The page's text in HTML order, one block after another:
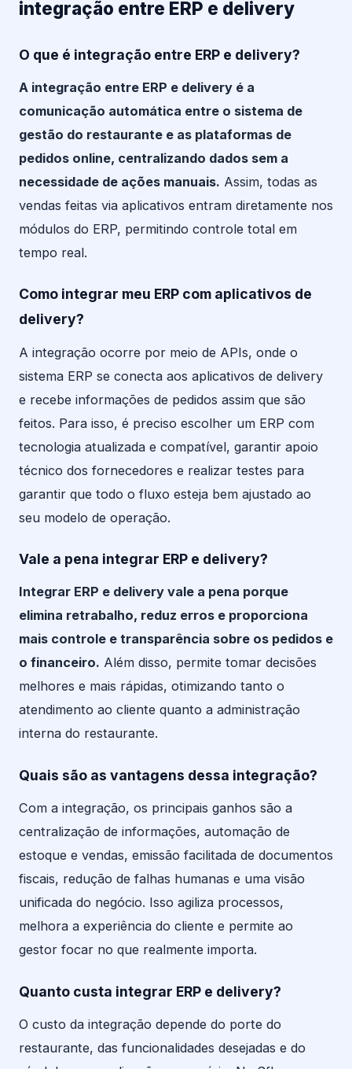
integração entre ERP e delivery
O que é integração entre ERP e delivery?
A integração entre ERP e delivery é a
comunicação automática entre o sistema de
gestão do restaurante e as plataformas de
pedidos online, centralizando dados sem a
necessidade de ações manuais. Assim, todas as
vendas feitas via aplicativos entram diretamente nos
módulos do ERP, permitindo controle total em
tempo real.
Como integrar meu ERP com aplicativos de
delivery?
A integração ocorre por meio de APIs, onde o
sistema ERP se conecta aos aplicativos de delivery
e recebe informações de pedidos assim que são
feitos. Para isso, é preciso escolher um ERP com
tecnologia atualizada e compatível, garantir apoio
técnico dos fornecedores e realizar testes para
garantir que todo o fluxo esteja bem ajustado ao
seu modelo de operação.
Vale a pena integrar ERP e delivery?
Integrar ERP e delivery vale a pena porque
elimina retrabalho, reduz erros e proporciona
mais controle e transparência sobre os pedidos e
o financeiro. Além disso, permite tomar decisões
melhores e mais rápidas, otimizando tanto o
atendimento ao cliente quanto a administração
interna do restaurante.
Quais são as vantagens dessa integração?
Com a integração, os principais ganhos são a
centralização de informações, automação de
estoque e vendas, emissão facilitada de documentos
fiscais, redução de falhas humanas e uma visão
unificada do negócio. Isso agiliza processos,
melhora a experiência do cliente e permite ao
gestor focar no que realmente importa.
Quanto custa integrar ERP e delivery?
O custo da integração depende do porte do
restaurante, das funcionalidades desejadas e do